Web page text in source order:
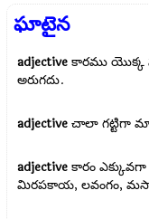
ఘాటైన
adjective కారము యొక్క
అరుగదు.
adjective చాలా గట్టిగా
adjective కారం
మిరపకాయ, లవంగం,